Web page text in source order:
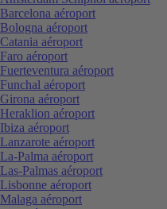
Barcelona aéroport
Bologna aéroport
Catania aéroport
Faro aéroport
Fuerteventura aéroport
Funchal aéroport
Girona aéroport
Heraklion aéroport
Ibiza aéroport
Lanzarote aéroport
La-Palma aéroport
Las-Palmas aéroport
Lisbonne aéroport
Malaga aéroport